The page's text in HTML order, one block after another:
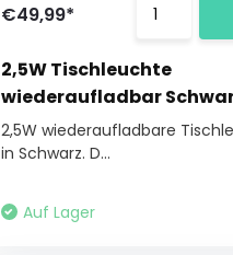
€49,99*
2,5W Tischleuchte
wiederaufladbar
2,5W wiederaufladbare
in Schwarz. D...
Auf Lager